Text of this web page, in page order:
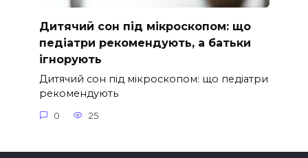
Дитячий сон під мікроскопом: що
педіатри рекомендують, а батьки
ігнорують
Дитячий сон під мікроскопом: що педіатри
рекомендують
0 25